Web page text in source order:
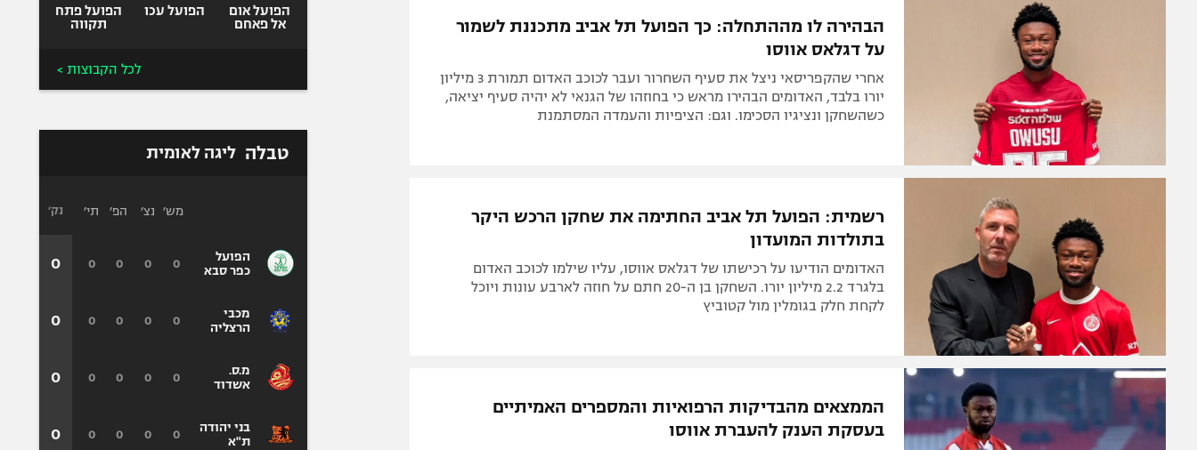
הבהירה לו מההתחלה: כך הפועל תל אביב מתכננת לשמור
על דגלאס אווסו
אחרי שהקפריסאי ניצל את סעיף השחרור ועבר לכוכב האדום תמורת 3 מיליון
יורו בלבד, האדומים הבהירו מראש כי בחוזהו של הגנאי לא יהיה סעיף יציאה,
כשהשחקן ונציגיו הסכימו. וגם: הציפיות והעמדה המסתמנת
רשמית: הפועל תל אביב החתימה את שחקן הרכש היקר
בתולדות המועדון
האדומים הודיעו על רכישתו של דגלאס אווסו, עליו שילמו לכוכב האדום
בלגרד 2.2 מיליון יורו. השחקן בן ה-20 חתם על חוזה לארבע עונות ויוכל
לקחת חלק בגומלין מול קטוביץ
הממצאים מהבדיקות הרפואיות והמספרים האמיתיים
בעסקת הענק להעברת אווסו
הפועל אום
אל פאחם
הפועל עכו
הפועל פתח
תקווה
לכל הקבוצות >
טבלה ליגה לאומית
הפועל
כפר סבא
מכבי
הרצליה
מ.ס.
אשדוד
בני יהודה
ת"א
מש׳ נצ׳ הפ׳ תי׳
0
0
0
0
0
0
0
0
0
0
0
0
0
0
0
0
נק׳
0
0
0
0